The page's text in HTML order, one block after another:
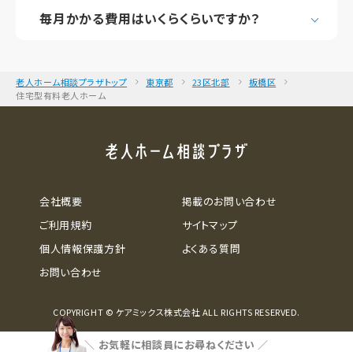
毎月かかる費用はいくらくらいですか？
老人ホーム相談プラザトップ 東京都 23区北部
板橋区
住宅型有料老人ホーム
＼ お気軽に相談員にお尋ねください ／
会社概要
ご利用規約
個人情報保護方針
お問い合わせ
掲載のお問い合わせ
サイトマップ
よくある質問
COPYRIGHT © ケアミックス株式会社 ALL RIGHTS RESERVED.